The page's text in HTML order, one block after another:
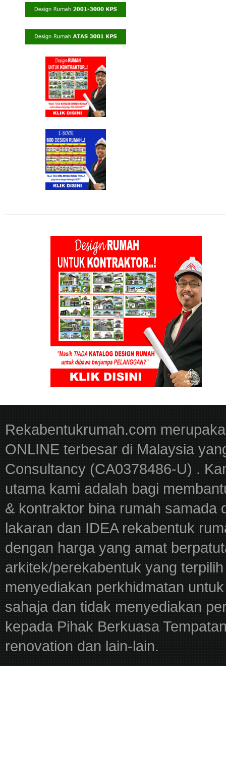
Rekabentukrumah.com
ONLINE terbesar di Malaysia
Consultancy (CA0378486-U) .
utama kami adalah bagi
& kontraktor bina rumah samada
lakaran dan IDEA rekabentuk
dengan harga yang amat
arkitek/perekabentuk yang
menyediakan perkhidmatan
sahaja dan tidak menyediakan
kepada Pihak Berkuasa
renovation dan lain-lain.